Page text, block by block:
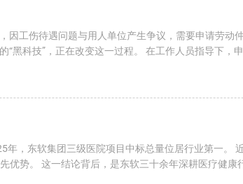
工伤待遇问题与用人单位产生争议，需要申请劳
黑科技”，正在改变这一过程。 在工作人员指导下，
，东软集团三级医院项目中标总量位居行业第一。
势。 这一结论背后，是东软三十余年深耕医疗健